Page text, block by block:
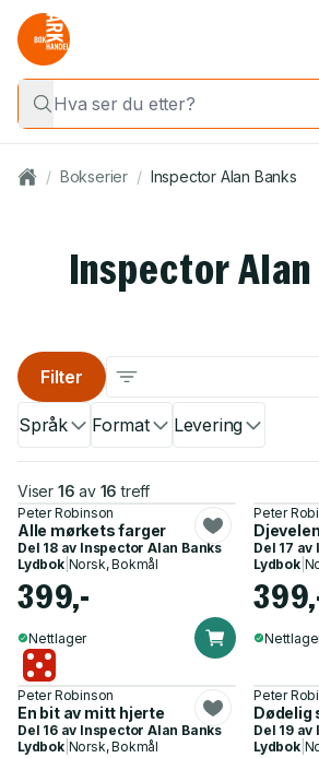
/ Bokserier / Inspector Alan Banks
Inspector Alan
Språk Format Levering
Filter
Viser 16 av 16 treff
Peter Robinson
Alle mørkets farger
Del 18 av Inspector Alan Banks
Lydbok| Norsk, Bokmål
399,-
Nettlager
Peter
Del 17 av
Lydbok|
Peter Robinson
En bit av mitt hjerte
Del 16 av Inspector Alan Banks
Lydbok| Norsk, Bokmål
Peter
Dødelig
Del 19 av
Lydbok|